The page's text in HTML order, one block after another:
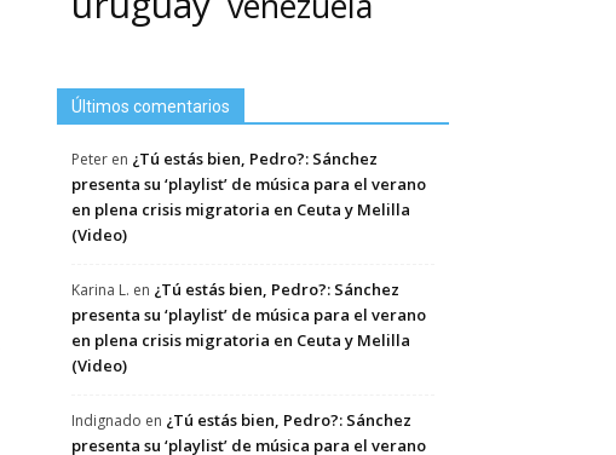
Últimos comentarios
Peter en ¿Tú estás bien, Pedro?: Sánchez
presenta su ‘playlist’ de música para el verano
en plena crisis migratoria en Ceuta y Melilla
(Video)
Karina L. en ¿Tú estás bien, Pedro?: Sánchez
presenta su ‘playlist’ de música para el verano
en plena crisis migratoria en Ceuta y Melilla
(Video)
Indignado en ¿Tú estás bien, Pedro?: Sánchez
presenta su ‘playlist’ de música para el verano